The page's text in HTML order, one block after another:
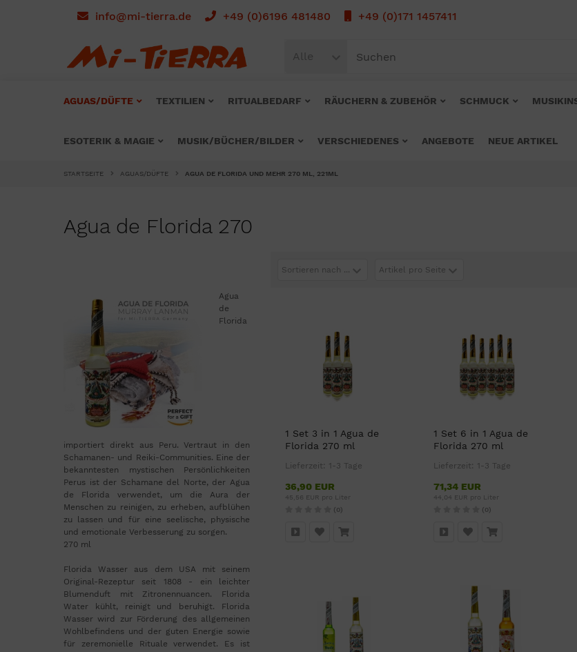
info@mi-tierra.de +49 (0)6196 481480 +49 (0)171 1457411
Alle
AGUAS/DÜFTE TEXTILIEN RITUALBEDARF RÄUCHERN & ZUBEHÖR SCHMUCK
ESOTERIK & MAGIE MUSIK/BÜCHER/BILDER VERSCHIEDENES ANGEBOTE NEUE ARTIKEL
STARTSEITE AGUAS/DÜFTE AGUA DE FLORIDA UND MEHR 270 ML, 221ML
Agua de Florida 270
Sortieren nach ... Artikel pro Seite
1 Set 3 in 1 Agua de
Florida 270 ml
Lieferzeit: 1-3 Tage
36,90 EUR
45,56 EUR pro Liter
(0)
1 Set 6 in 1 Agua de
Florida 270 ml
Lieferzeit: 1-3 Tage
71,34 EUR
44,04 EUR pro Liter
(0)
Agua
de
Florida
importiert direkt aus Peru. Vertraut in den
Schamanen- und Reiki-Communities. Eine der
bekanntesten mystischen Persönlichkeiten
Perus ist der Schamane del Norte, der Agua
de Florida verwendet, um die Aura der
Menschen zu reinigen, zu erheben, aufblühen
zu lassen und für eine seelische, physische
und emotionale Verbesserung zu sorgen.
270 ml
Florida Wasser aus dem USA mit seinem
Original-Rezeptur seit 1808 - ein leichter
Blumenduft mit Zitronennuancen. Florida
Water kühlt, reinigt und beruhigt. Florida
Wasser wird zur Förderung des allgemeinen
Wohlbefindens und der guten Energie sowie
für zeremonielle Rituale verwendet. Es ist